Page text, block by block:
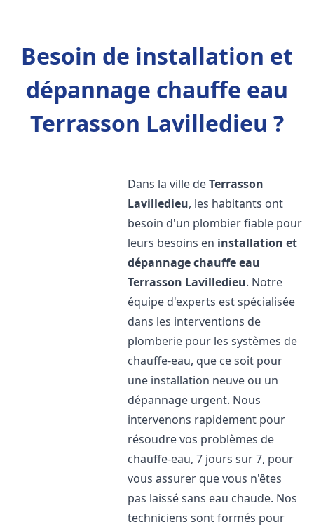
Besoin de installation et
dépannage chauffe eau
Terrasson Lavilledieu ?
Dans la ville deTerrasson
Lavilledieu, les habitants ont
besoin d'un plombier fiable pour
leurs besoins en installation et
dépannage chauffe eau
Terrasson Lavilledieu. Notre
équipe d'experts est spécialisée
dans les interventions de
plomberie pour les systèmes de
chauffe-eau, que ce soit pour
une installation neuve ou un
dépannage urgent. Nous
intervenons rapidement pour
résoudre vos problèmes de
chauffe-eau, 7 jours sur 7, pour
vous assurer que vous n'êtes
pas laissé sans eau chaude. Nos
techniciens sont formés pour